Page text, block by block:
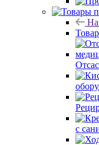
с